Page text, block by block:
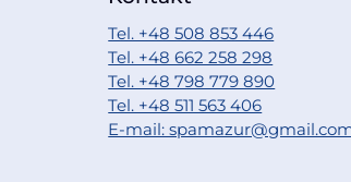
Tel. +48 508 853 446
Tel. +48 662 258 298
Tel. +48 798 779 890
Tel. +48 511 563 406
E-mail: